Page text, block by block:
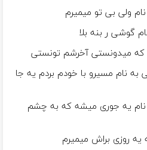
ولی بی تو میمیرم
گوشی ر بنه بلا
ﻛﻪ ﻣﻴﺪوﻧﺴﺘﻰ آﺧﺮﺷﻢ ﺗﻮﻧﺴﺘﻰ
به نام مسیرو با خودم بردم یه جا
نام یه جوری میشه که به چشم
یه روزی براش میمیرم